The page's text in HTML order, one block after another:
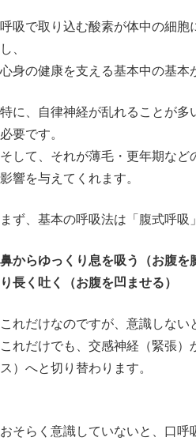
呼吸で取り込む酸素が体中の細胞
し、
心身の健康を支える基本中の基本
特に、自律神経が乱れることが多
必要です。
そして、それが薄毛・更年期など
影響を与えてくれます。
まず、基本の呼吸法は「腹式呼吸
鼻からゆっくり息を吸う（お腹を
り長く吐く（お腹を凹ませる）
これだけなのですが、意識しない
これだけでも、交感神経（緊張）
ス）へと切り替わります。
おそらく意識していないと、口